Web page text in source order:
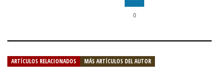
0
ARTÍCULOS RELACIONADOS MÁS ARTÍCULOS DEL AUTOR